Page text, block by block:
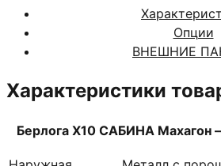
Опции
ВНЕШНИЕ
Характеристики
Берлога Х10 САБИНА Махагон